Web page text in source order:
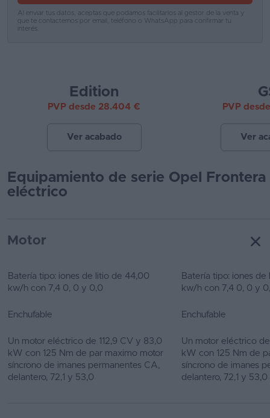
Ventas
de
Al enviar tus datos, aceptas que podamos facilitarlos al gestor de la venta y
que te contactemos por email, teléfono o WhatsApp para confirmar tu
interés.
Edition
PVP desde 28.404 €
Ver acabado
PVP
Ver
Equipamiento de serie Opel Frontera
eléctrico
Motor
Batería tipo: iones de litio de 44,00
kw/h con 7,4 0, 0 y 0,0
Batería tipo: iones
kw/h con 7,4 0, 0 y
Enchufable Enchufable
Un motor eléctrico de 112,9 CV y 83,0
kW con 125 Nm de par maximo motor
síncrono de imanes permanentes CA,
delantero, 72,1 y 53,0
Un motor eléctrico
kW con 125 Nm de
síncrono de imanes
delantero, 72,1 y 53,0